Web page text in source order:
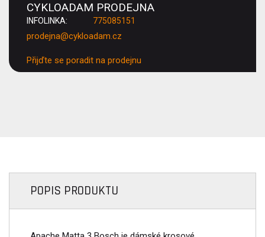
CYKLOADAM PRODEJNA
INFOLINKA: 775085151
prodejna@cykloadam.cz
Přijďte se poradit na prodejnu
POPIS PRODUKTU